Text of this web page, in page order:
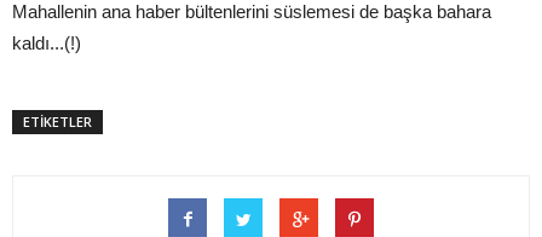
Mahallenin ana haber bültenlerini süslemesi de başka bahara
kaldı...(!)
ETİKETLER